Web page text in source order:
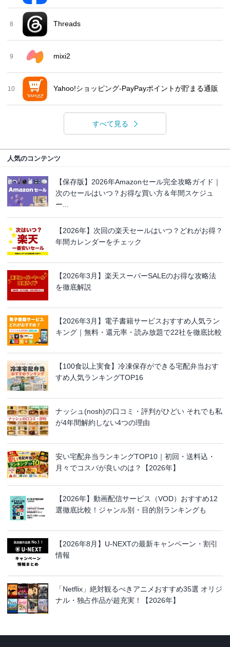
8 Threads
9 mixi2
10 Yahoo!ショッピング-PayPayポイントが貯まる通販
すべて見る
人気のコンテンツ
【保存版】2026年Amazonセール完全攻略ガイド｜
次のセールはいつ？お得な買い方＆年間スケジュ
ー...
【2026年】次回の楽天セールはいつ？どれがお得？
年間カレンダーをチェック
【2026年3月】楽天スーパーSALEのお得な攻略法
を徹底解説
【2026年3月】電子書籍サービスおすすめ人気ラン
キング｜無料・還元率・読み放題で22社を徹底比較
【100食以上実食】冷凍保存ができる宅配弁当おす
すめ人気ランキングTOP16
ナッシュ(nosh)の口コミ・評判がひどい それでも私
が4年間解約しない4つの理由
安い宅配弁当ランキングTOP10｜初回・送料込・
月々でコスパが良いのは？【2026年】
【2026年】動画配信サービス（VOD）おすすめ12
選徹底比較！ジャンル別・目的別ランキングも
【2026年8月】U-NEXTの最新キャンペーン・割引
情報
「Netflix」絶対観るべきアニメおすすめ35選 オリジ
ナル・独占作品が超充実！【2026年】